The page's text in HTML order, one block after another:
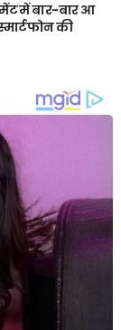
में बार-बार आ
की